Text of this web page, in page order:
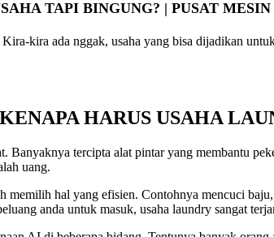
TAPI BINGUNG? | PUSAT
kira ada nggak, usaha yang bisa dijadikan
KENAPA HARUS USAHA
Banyaknya tercipta alat pintar yang membantu
uang.
memilih hal yang efisien. Contohnya mencuci
anda untuk masuk, usaha laundry sangat